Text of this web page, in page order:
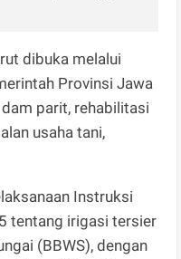
dibuka melalui
Provinsi Jawa
parit, rehabilitasi
usaha tani,
Instruksi
tentang irigasi tersier
(BBWS), dengan